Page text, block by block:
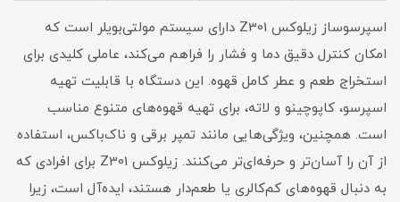
اسپرسوساز زیلوکس Z301 دارای سیستم مولتی‌بویلر است که
امکان کنترل دقیق دما و فشار را فراهم می‌کند، عاملی کلیدی برای
استخراج طعم و عطر کامل قهوه. این دستگاه با قابلیت تهیه
اسپرسو، کاپوچینو و لاته، برای تهیه قهوه‌های متنوع مناسب
است. همچنین، ویژگی‌هایی مانند تمپر برقی و ناک‌باکس، استفاده
از آن را آسان‌تر و حرفه‌ای‌تر می‌کنند. زیلوکس Z301 برای افرادی که
به دنبال قهوه‌های کم‌کالری یا طعم‌دار هستند، ایده‌آل است، زیرا